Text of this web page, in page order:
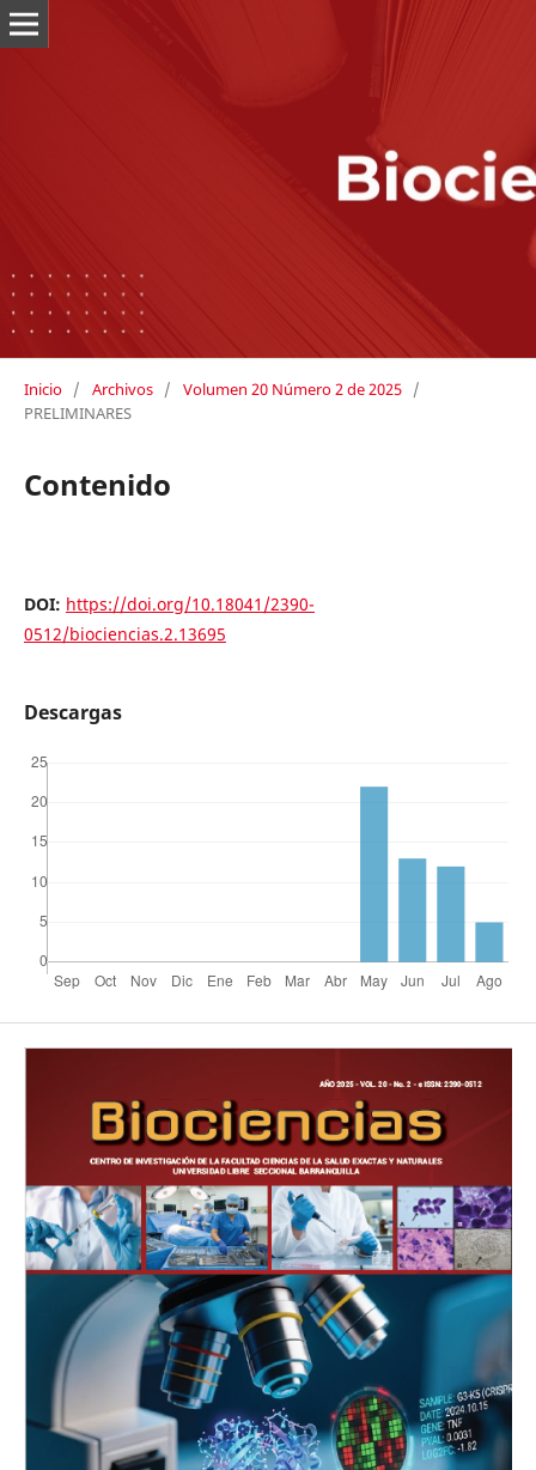
Inicio / Archivos / Volumen 20 Número 2 de 2025 /
PRELIMINARES
Contenido
DOI: https://doi.org/10.18041/2390-
0512/biociencias.2.13695
Descargas